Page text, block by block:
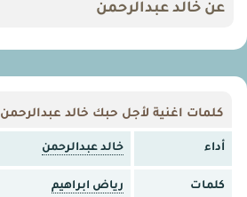
عن خالد عبدالرحمن
كلمات اغنية لأجل حبك خالد عبدالرحمن
أداء خالد عبدالرحمن
كلمات رياض ابراهيم